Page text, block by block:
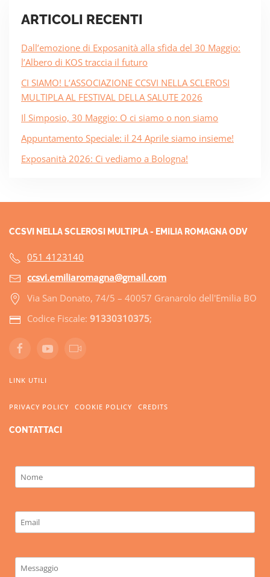
ARTICOLI RECENTI
Dall’emozione di Exposanità alla sfida del 30 Maggio:
l’Albero di KOS traccia il futuro
CI SIAMO! L’ASSOCIAZIONE CCSVI NELLA SCLEROSI
MULTIPLA AL FESTIVAL DELLA SALUTE 2026
Il Simposio, 30 Maggio: O ci siamo o non siamo
Appuntamento Speciale: il 24 Aprile siamo insieme!
Exposanità 2026: Ci vediamo a Bologna!
CCSVI NELLA SCLEROSI MULTIPLA - EMILIA ROMAGNA ODV
051 4123140
ccsvi.emiliaromagna@gmail.com
Via San Donato, 74/5 – 40057 Granarolo dell'Emilia BO
Codice Fiscale: 91330310375;
LINK UTILI
PRIVACY POLICY COOKIE POLICY CREDITS
CONTATTACI